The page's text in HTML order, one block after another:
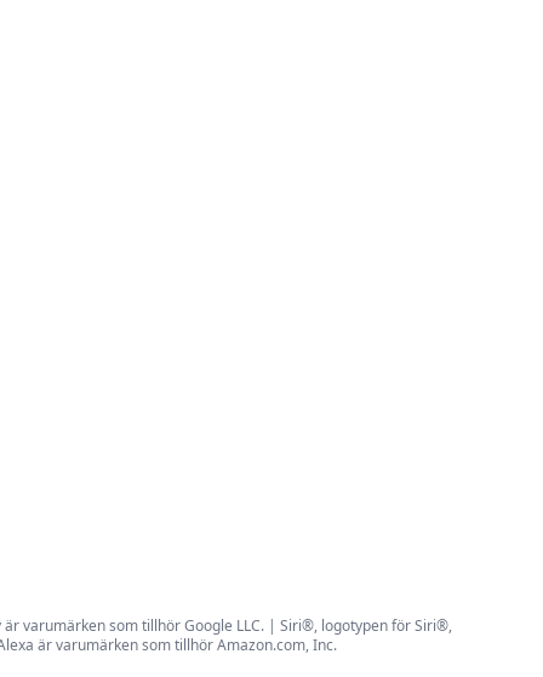
varumärken som tillhör Google LLC. | Siri®, logotypen för Siri®,
är varumärken som tillhör Amazon.com, Inc.